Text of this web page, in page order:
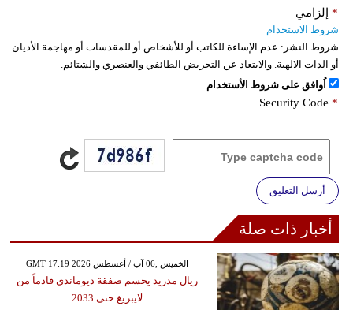
إلزامي *
شروط الاستخدام
شروط النشر: عدم الإساءة للكاتب أو للأشخاص أو للمقدسات أو مهاجمة الأديان
أو الذات الالهية. والابتعاد عن التحريض الطائفي والعنصري والشتائم.
اُوافق على شروط الأستخدام
Security Code *
أرسل التعليق
أخبار ذات صلة
GMT 17:19 2026 الخميس ,06 آب / أغسطس
ريال مدريد يحسم صفقة ديوماندي قادماً من
لايبزيغ حتى 2033